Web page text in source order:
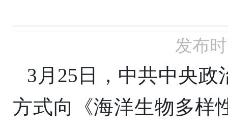
发布
3月25日，中共中央
方式向《海洋生物多样